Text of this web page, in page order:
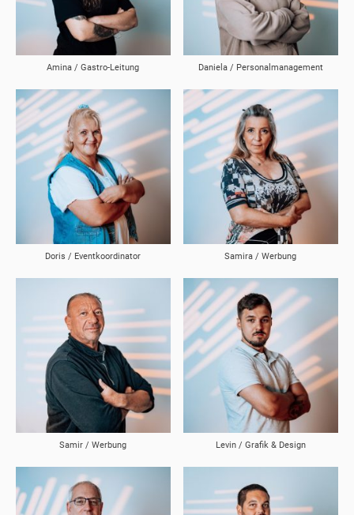
Amina / Gastro-Leitung Daniela / Personalmanagement
Doris / Eventkoordinator Samira / Werbung
Samir / Werbung Levin / Grafik & Design